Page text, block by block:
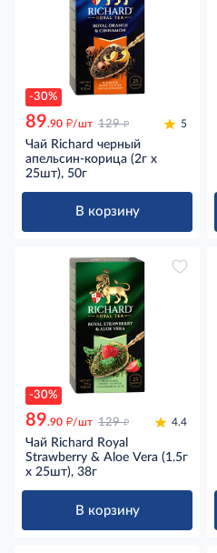
-30%
89.90 д/шт 129 д 5
Чай Richard черный
апельсин-корица (2г x
25шт), 50г
В корзину
-30%
89.90 д/шт 129 д 4.4
Чай Richard Royal
Strawberry & Aloe Vera (1.5г
x 25шт), 38г
В корзину